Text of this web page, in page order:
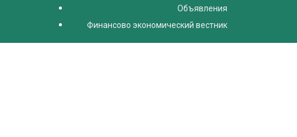
Объявления
Финансово экономический вестник